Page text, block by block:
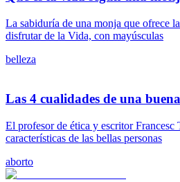
La sabiduría de una monja que ofrece
disfrutar de la Vida, con mayúsculas
belleza
Las 4 cualidades de una
El profesor de ética y escritor Francesc
características de las bellas personas
aborto